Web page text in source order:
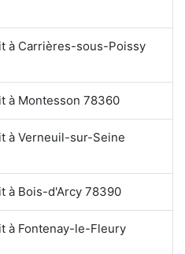
à Carrières-sous-Poissy
à Montesson 78360
à Verneuil-sur-Seine
à Bois-d'Arcy 78390
à Fontenay-le-Fleury